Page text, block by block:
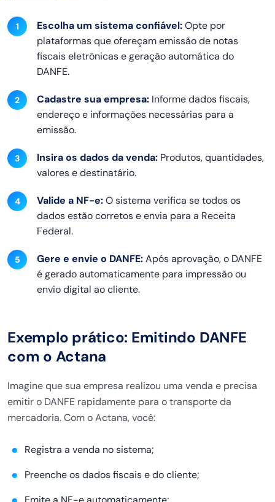
Escolha um sistema confiável:Opte por
plataformas que ofereçam emissão de notas
fiscais eletrônicas e geração automática do
DANFE.
Cadastre sua empresa: Informe dados fiscais,
endereço e informações necessárias para a
emissão.
Insira os dados da venda: Produtos, quantidades,
valores e destinatário.
Valide a NF-e:O sistema verifica se todos os
dados estão corretos e envia para a Receita
Federal.
Gere e envie o DANFE:Após aprovação, o DANFE
é gerado automaticamente para impressão ou
envio digital ao cliente.
Exemplo prático: Emitindo DANFE
com o Actana
Imagine que sua empresa realizou uma venda e precisa
emitir o DANFE rapidamente para o transporte da
mercadoria. Com o Actana, você:
Registra a venda no sistema;
Preenche os dados fiscais e do cliente;